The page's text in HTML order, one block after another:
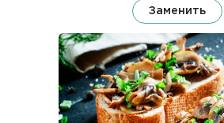
Заменить